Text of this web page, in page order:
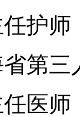
师
第
医